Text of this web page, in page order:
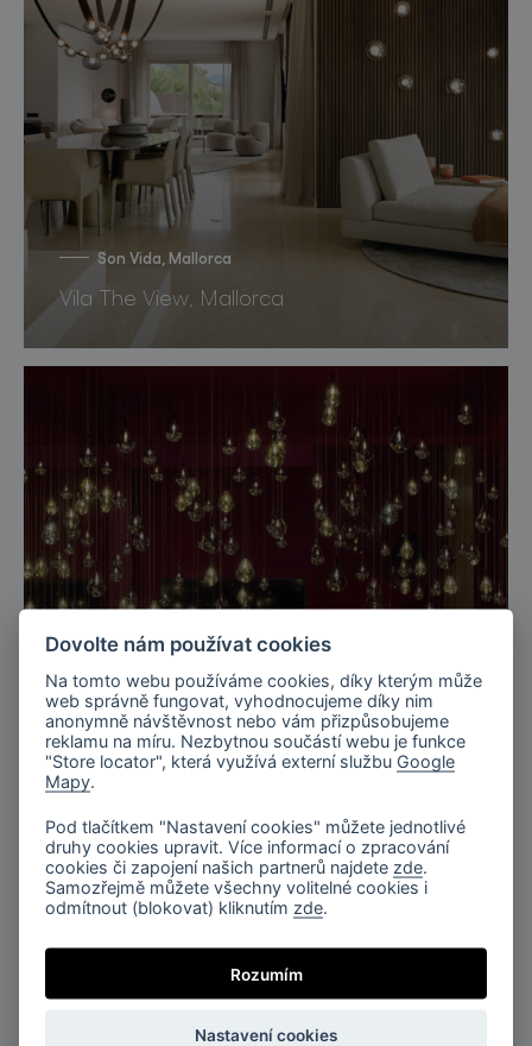
Son Vida, Mallorca
Vila The View, Mallorca
Miláno, Itálie
Salone del mobile, EUROLUCE 2025
Dovolte nám používat cookies
Na tomto webu používáme cookies, díky kterým může
web správně fungovat, vyhodnocujeme díky nim
anonymně návštěvnost nebo vám přizpůsobujeme
reklamu na míru. Nezbytnou součástí webu je funkce
"Store locator", která využívá externí službu Google
Mapy.
Pod tlačítkem "Nastavení cookies" můžete jednotlivé
druhy cookies upravit. Více informací o zpracování
cookies či zapojení našich partnerů najdete zde.
Samozřejmě můžete všechny volitelné cookies i
odmítnout (blokovat) kliknutím zde.
Rozumím
Nastavení cookies